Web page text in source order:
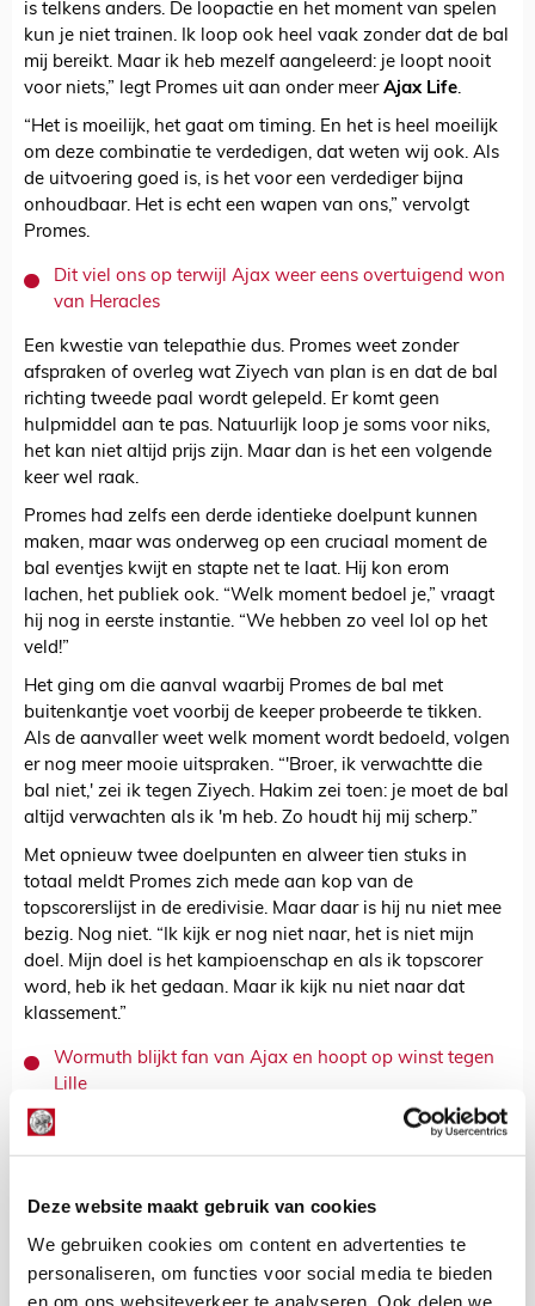
Deze website maakt gebruik van cookies
We gebruiken cookies om content en advertenties te
personaliseren, om functies voor social media te bieden
en om ons websiteverkeer te analyseren. Ook delen we
is telkens anders. De loopactie en het moment van spelen
kun je niet trainen. Ik loop ook heel vaak zonder dat de bal
mij bereikt. Maar ik heb mezelf aangeleerd: je loopt nooit
voor niets,” legt Promes uit aan onder meer Ajax Life.
“Het is moeilijk, het gaat om timing. En het is heel moeilijk
om deze combinatie te verdedigen, dat weten wij ook. Als
de uitvoering goed is, is het voor een verdediger bijna
onhoudbaar. Het is echt een wapen van ons,” vervolgt
Promes.
Dit viel ons op terwijl Ajax weer eens overtuigend won
van Heracles
Een kwestie van telepathie dus. Promes weet zonder
afspraken of overleg wat Ziyech van plan is en dat de bal
richting tweede paal wordt gelepeld. Er komt geen
hulpmiddel aan te pas. Natuurlijk loop je soms voor niks,
het kan niet altijd prijs zijn. Maar dan is het een volgende
keer wel raak.
Promes had zelfs een derde identieke doelpunt kunnen
maken, maar was onderweg op een cruciaal moment de
bal eventjes kwijt en stapte net te laat. Hij kon erom
lachen, het publiek ook. “Welk moment bedoel je,” vraagt
hij nog in eerste instantie. “We hebben zo veel lol op het
veld!”
Het ging om die aanval waarbij Promes de bal met
buitenkantje voet voorbij de keeper probeerde te tikken.
Als de aanvaller weet welk moment wordt bedoeld, volgen
er nog meer mooie uitspraken. “'Broer, ik verwachtte die
bal niet,' zei ik tegen Ziyech. Hakim zei toen: je moet de bal
altijd verwachten als ik 'm heb. Zo houdt hij mij scherp.”
Met opnieuw twee doelpunten en alweer tien stuks in
totaal meldt Promes zich mede aan kop van de
topscorerslijst in de eredivisie. Maar daar is hij nu niet mee
bezig. Nog niet. “Ik kijk er nog niet naar, het is niet mijn
doel. Mijn doel is het kampioenschap en als ik topscorer
word, heb ik het gedaan. Maar ik kijk nu niet naar dat
klassement.”
Wormuth blijkt fan van Ajax en hoopt op winst tegen
Lille
Nunen